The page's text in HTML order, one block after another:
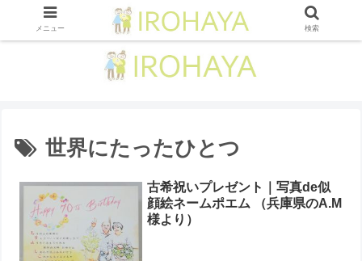
世界にたったひとつ
古希祝いプレゼント｜写真de似
顔絵ネームポエム （兵庫県のA.M
様より）
メニュー 検索